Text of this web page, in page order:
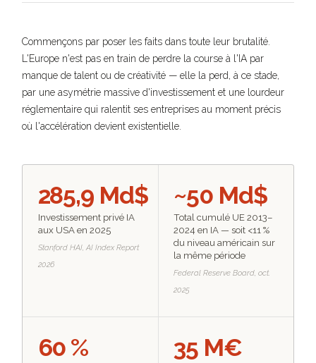
Commençons par poser les faits dans toute leur brutalité.
L'Europe n'est pas en train de perdre la course à l'IA par
manque de talent ou de créativité — elle la perd, à ce stade,
par une asymétrie massive d'investissement et une lourdeur
réglementaire qui ralentit ses entreprises au moment précis
où l'accélération devient existentielle.
285,9 Md$
Investissement privé IA
aux USA en 2025
Stanford HAI, AI Index Report
2026
~50 Md$
Total cumulé UE 2013–
2024 en IA — soit <11 %
du niveau américain sur
la même période
Federal Reserve Board, oct.
2025
60 % 35 M€